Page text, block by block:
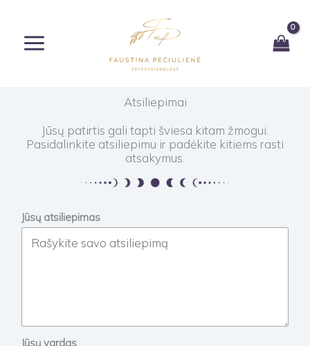
turinio
Atsiliepimai
Jūsų patirtis gali tapti šviesa kitam žmogui.
Pasidalinkite atsiliepimu ir padėkite kitiems rasti
atsakymus.
Jūsų atsiliepimas
Jūsų vardas